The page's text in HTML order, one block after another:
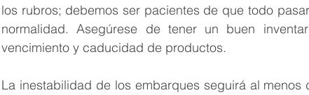
los rubros; debemos ser pacientes de que todo
normalidad. Asegúrese de tener un buen
vencimiento y caducidad de productos.
La inestabilidad de los embarques seguirá al